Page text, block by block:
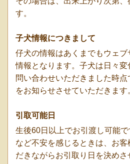
す。
子犬情報につきまして
仔犬の情報はあくまでもウェ
情報となります。子犬は日々
問い合わせいただきました時
をお知らせさせていただきます
引取可能日
生後60日以上でお引渡し可能
など不安を感じるときは、お
だきながらお引取り日を決めさ